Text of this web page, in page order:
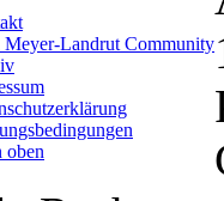
Meyer-Landrut Community
oben